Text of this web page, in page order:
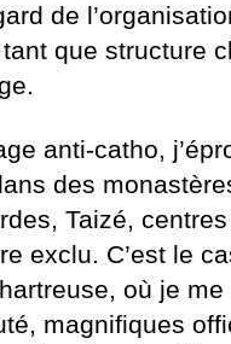
de
que structure
anti-catho,
des
Taizé,
exclu. C’est le
où je
magnifiques